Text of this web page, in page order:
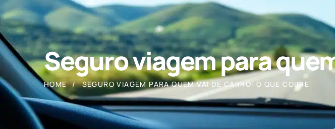
Seguro viagem para
HOME SEGURO VIAGEM PARA QUEM VAI DE CARRO: O QUE COBRE